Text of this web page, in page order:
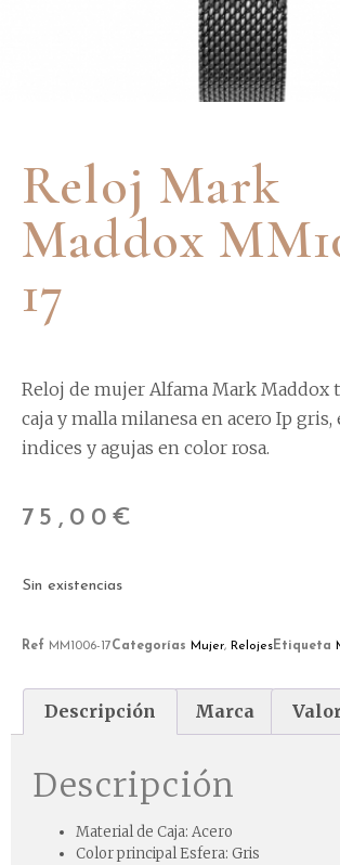
Reloj Mark
Maddox
17
Reloj de mujer Alfama Mark Maddox
caja y malla milanesa en acero Ip
indices y agujas en color rosa.
75,00 €
Sin existencias
Ref MM1006-17Categorías Mujer, RelojesEtiqueta
Descripción Marca
Descripción
Material de Caja: Acero
Color principal Esfera: Gris